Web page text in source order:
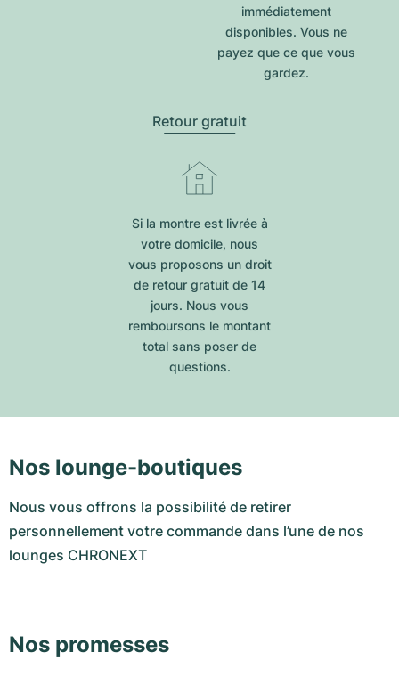
immédiatement
disponibles. Vous ne
payez que ce que vous
gardez.
Retour gratuit
Si la montre est livrée à
votre domicile, nous
vous proposons un droit
de retour gratuit de 14
jours. Nous vous
remboursons le montant
total sans poser de
questions.
Nos lounge-boutiques
Nous vous offrons la possibilité de retirer
personnellement votre commande dans l’une de nos
lounges CHRONEXT
Nos promesses